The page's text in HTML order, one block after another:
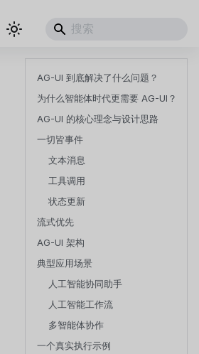
AG-UI 到底解决了什么问题？
为什么智能体时代更需要 AG-UI？
AG-UI 的核心理念与设计思路
一切皆事件
文本消息
工具调用
状态更新
流式优先
AG-UI 架构
典型应用场景
人工智能协同助手
人工智能工作流
多智能体协作
一个真实执行示例